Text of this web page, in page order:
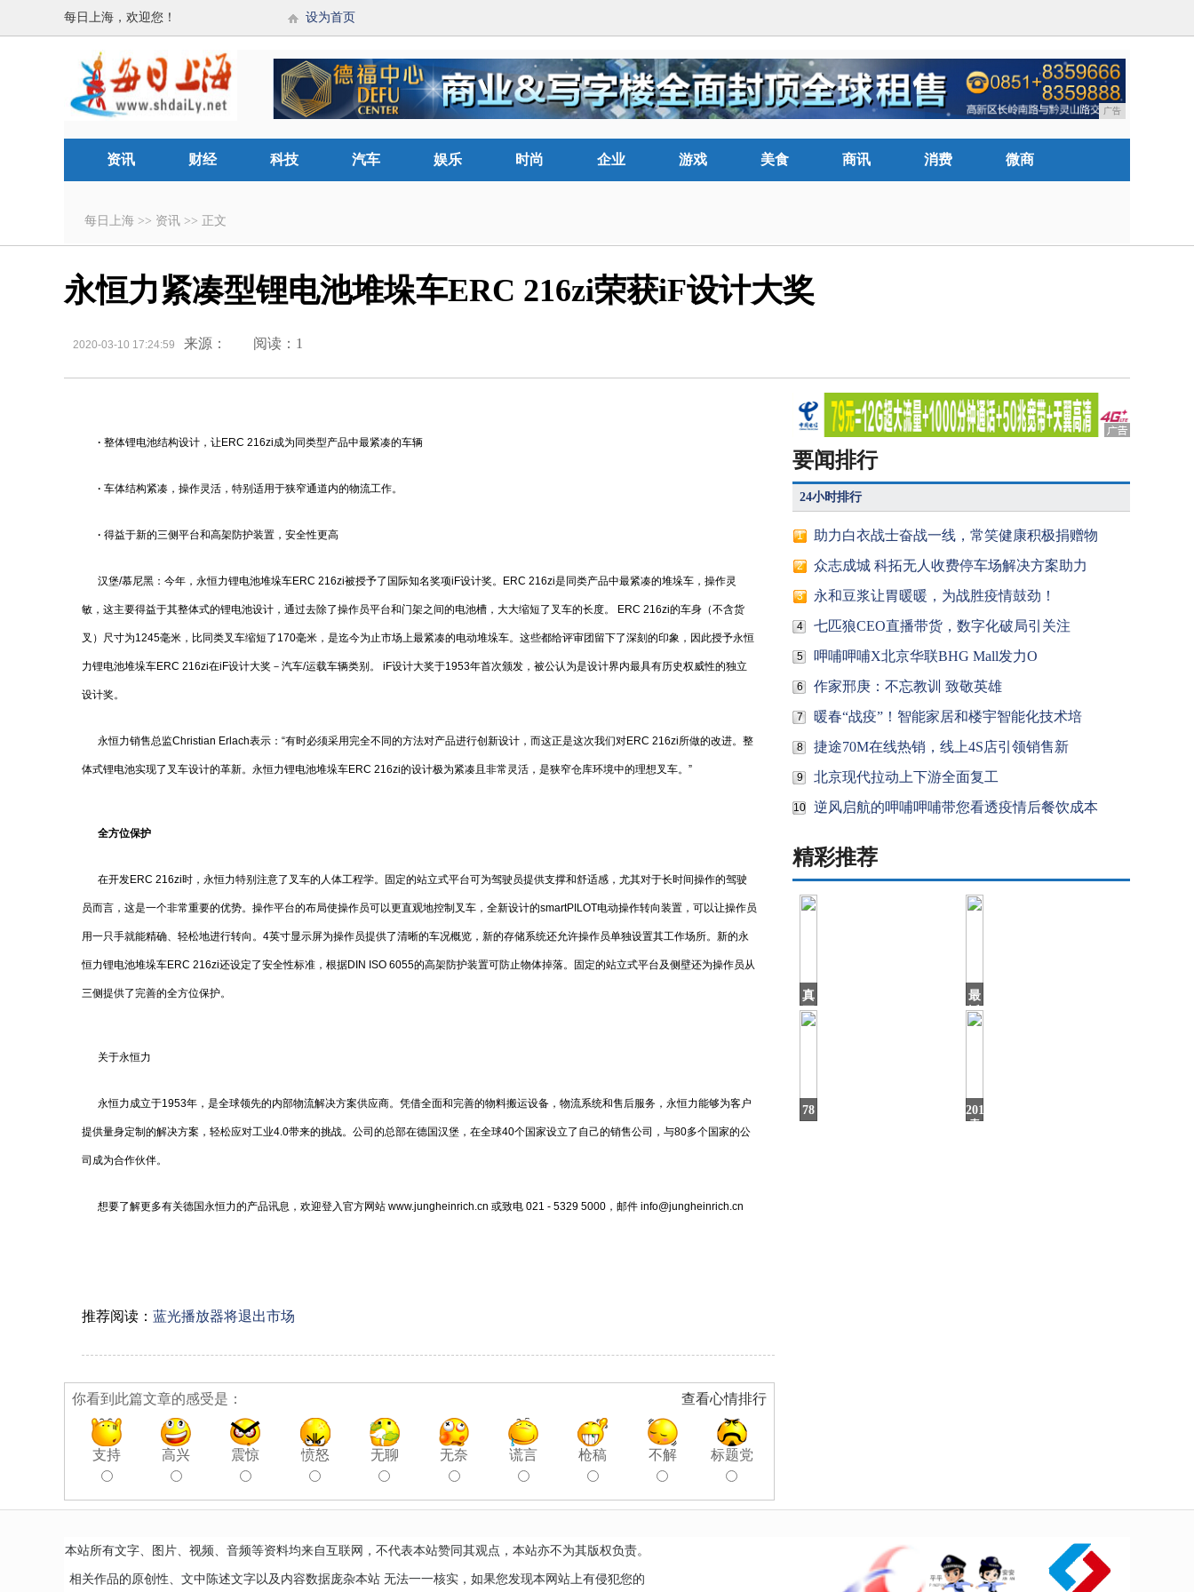
每日上海，欢迎您！ 设为首页
广告
资讯 财经 科技 汽车 娱乐 时尚 企业 游戏 美食 商讯 消费 微商
每日上海 >> 资讯 >> 正文
永恒力紧凑型锂电池堆垛车ERC 216zi荣获iF设计大奖
2020-03-10 17:24:59 来源： 阅读：1
· 整体锂电池结构设计，让ERC 216zi成为同类型产品中最紧凑的车辆
· 车体结构紧凑，操作灵活，特别适用于狭窄通道内的物流工作。
· 得益于新的三侧平台和高架防护装置，安全性更高
汉堡/慕尼黑：今年，永恒力锂电池堆垛车ERC 216zi被授予了国际知名奖项iF设计奖。ERC 216zi是同类产品中最紧凑的堆垛车，操作灵
敏，这主要得益于其整体式的锂电池设计，通过去除了操作员平台和门架之间的电池槽，大大缩短了叉车的长度。 ERC 216zi的车身（不含货
叉）尺寸为1245毫米，比同类叉车缩短了170毫米，是迄今为止市场上最紧凑的电动堆垛车。这些都给评审团留下了深刻的印象，因此授予永恒
力锂电池堆垛车ERC 216zi在iF设计大奖－汽车/运载车辆类别。 iF设计大奖于1953年首次颁发，被公认为是设计界内最具有历史权威性的独立
设计奖。
永恒力销售总监Christian Erlach表示：“有时必须采用完全不同的方法对产品进行创新设计，而这正是这次我们对ERC 216zi所做的改进。整
体式锂电池实现了叉车设计的革新。永恒力锂电池堆垛车ERC 216zi的设计极为紧凑且非常灵活，是狭窄仓库环境中的理想叉车。”
全方位保护
在开发ERC 216zi时，永恒力特别注意了叉车的人体工程学。固定的站立式平台可为驾驶员提供支撑和舒适感，尤其对于长时间操作的驾驶
员而言，这是一个非常重要的优势。操作平台的布局使操作员可以更直观地控制叉车，全新设计的smartPILOT电动操作转向装置，可以让操作员
用一只手就能精确、轻松地进行转向。4英寸显示屏为操作员提供了清晰的车况概览，新的存储系统还允许操作员单独设置其工作场所。新的永
恒力锂电池堆垛车ERC 216zi还设定了安全性标准，根据DIN ISO 6055的高架防护装置可防止物体掉落。固定的站立式平台及侧壁还为操作员从
三侧提供了完善的全方位保护。
关于永恒力
永恒力成立于1953年，是全球领先的内部物流解决方案供应商。凭借全面和完善的物料搬运设备，物流系统和售后服务，永恒力能够为客户
提供量身定制的解决方案，轻松应对工业4.0带来的挑战。公司的总部在德国汉堡，在全球40个国家设立了自己的销售公司，与80多个国家的公
司成为合作伙伴。
想要了解更多有关德国永恒力的产品讯息，欢迎登入官方网站 www.jungheinrich.cn 或致电 021 - 5329 5000，邮件 info@jungheinrich.cn
推荐阅读： 蓝光播放器将退出市场
查看心情排行
你看到此篇文章的感受是：
支持 高兴 震惊 愤怒 无聊 无奈 谎言 枪稿 不解 标题党
要闻排行
24小时排行
1 助力白衣战士奋战一线，常笑健康积极捐赠物
2 众志成城 科拓无人收费停车场解决方案助力
3 永和豆浆让胃暖暖，为战胜疫情鼓劲！
4 七匹狼CEO直播带货，数字化破局引关注
5 呷哺呷哺X北京华联BHG Mall发力O
6 作家邢庚：不忘教训 致敬英雄
7 暖春“战疫”！智能家居和楼宇智能化技术培
8 捷途70M在线热销，线上4S店引领销售新
9 北京现代拉动上下游全面复工
10 逆风启航的呷哺呷哺带您看透疫情后餐饮成本
精彩推荐
真
正
的
气
场
最
近
家
78
㎡
2019
卖
本站所有文字、图片、视频、音频等资料均来自互联网，不代表本站赞同其观点，本站亦不为其版权负责。
相关作品的原创性、文中陈述文字以及内容数据庞杂本站 无法一一核实，如果您发现本网站上有侵犯您的